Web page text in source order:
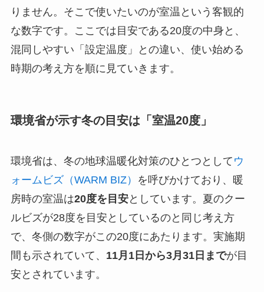
りません。そこで使いたいのが室温という客観的
な数字です。ここでは目安である20度の中身と、
混同しやすい「設定温度」との違い、使い始める
時期の考え方を順に見ていきます。
環境省が示す冬の目安は「室温20度」
環境省は、冬の地球温暖化対策のひとつとして ウ
ォームビズ（WARM BIZ）
を呼びかけており、暖
房時の室温は20度を目安としています。夏のクー
ルビズが28度を目安としているのと同じ考え方
で、冬側の数字がこの20度にあたります。実施期
間も示されていて、 11月1日から3月31日までが目
安とされています。